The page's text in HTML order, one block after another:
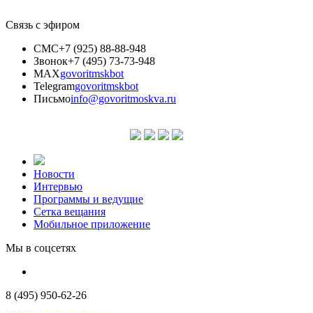
Связь с эфиром
СМС+7 (925) 88-88-948
Звонок+7 (495) 73-73-948
MAXgovoritmskbot
Telegramgovoritmskbot
Письмоinfo@govoritmoskva.ru
Новости
Интервью
Программы и ведущие
Сетка вещания
Мобильное приложение
Мы в соцсетях
8 (495) 950-62-26